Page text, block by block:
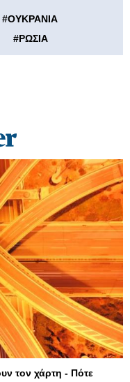
#ΟΥΚΡΑΝΙΑ
#ΡΩΣΙΑ
τον χάρτη - Πότε